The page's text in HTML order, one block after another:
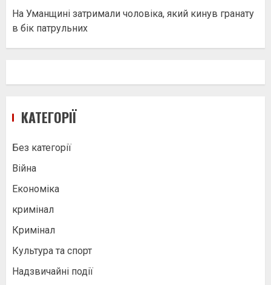
На Уманщині затримали чоловіка, який кинув гранату
в бік патрульних
КАТЕГОРІЇ
Без категорії
Війна
Економіка
кримінал
Кримінал
Культура та спорт
Надзвичайні події